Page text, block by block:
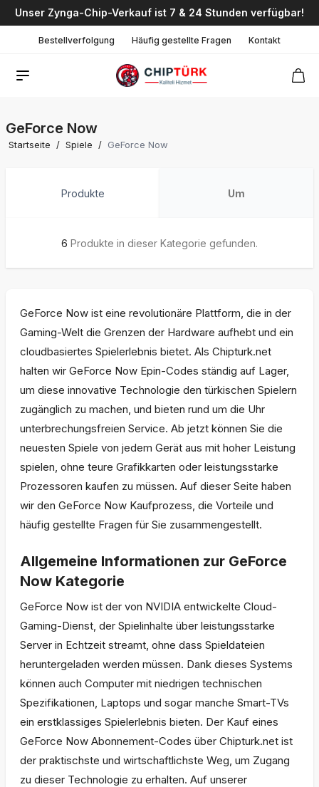
Unser Zynga-Chip-Verkauf ist 7 & 24 Stunden verfügbar!
Bestellverfolgung Häufig gestellte Fragen Kontakt
GeForce Now
Startseite / Spiele / GeForce Now
Produkte Um
6 Produkte in dieser Kategorie gefunden.
GeForce Now ist eine revolutionäre Plattform, die in der
Gaming-Welt die Grenzen der Hardware aufhebt und ein
cloudbasiertes Spielerlebnis bietet. Als Chipturk.net
halten wir GeForce Now Epin-Codes ständig auf Lager,
um diese innovative Technologie den türkischen Spielern
zugänglich zu machen, und bieten rund um die Uhr
unterbrechungsfreien Service. Ab jetzt können Sie die
neuesten Spiele von jedem Gerät aus mit hoher Leistung
spielen, ohne teure Grafikkarten oder leistungsstarke
Prozessoren kaufen zu müssen. Auf dieser Seite haben
wir den GeForce Now Kaufprozess, die Vorteile und
häufig gestellte Fragen für Sie zusammengestellt.
Allgemeine Informationen zur GeForce
Now Kategorie
GeForce Now ist der von NVIDIA entwickelte Cloud-
Gaming-Dienst, der Spielinhalte über leistungsstarke
Server in Echtzeit streamt, ohne dass Spieldateien
heruntergeladen werden müssen. Dank dieses Systems
können auch Computer mit niedrigen technischen
Spezifikationen, Laptops und sogar manche Smart-TVs
ein erstklassiges Spielerlebnis bieten. Der Kauf eines
GeForce Now Abonnement-Codes über Chipturk.net ist
der praktischste und wirtschaftlichste Weg, um Zugang
zu dieser Technologie zu erhalten. Auf unserer